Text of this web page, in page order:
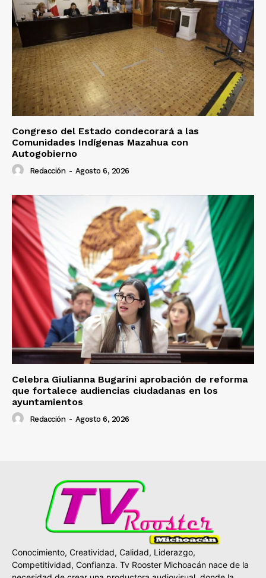
Congreso del Estado condecorará a las
Comunidades Indígenas Mazahua con
Autogobierno
Redacción - Agosto 6, 2026
Celebra Giulianna Bugarini aprobación de reforma
que fortalece audiencias ciudadanas en los
ayuntamientos
Redacción - Agosto 6, 2026
Conocimiento, Creatividad, Calidad, Liderazgo,
Competitividad, Confianza. Tv Rooster Michoacán nace de la